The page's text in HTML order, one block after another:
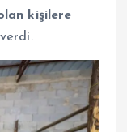
kişilere